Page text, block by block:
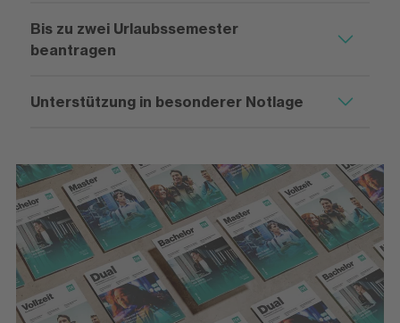
Bis zu zwei Urlaubssemester
beantragen
Unterstützung in besonderer Notlage